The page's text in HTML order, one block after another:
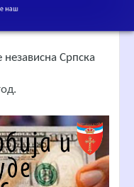
независна Српска